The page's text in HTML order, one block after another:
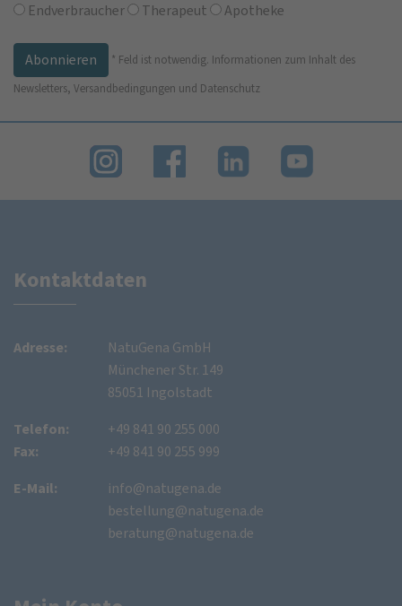
Endverbraucher Therapeut Apotheke
* Feld ist notwendig. Informationen zum Inhalt des
Newsletters, Versandbedingungen und Datenschutz
Kontaktdaten
Adresse:
NatuGena GmbH
Münchener Str. 149
85051 Ingolstadt
Telefon:
Fax:
+49 841 90 255 000
+49 841 90 255 999
E-Mail:
info@natugena.de
bestellung@natugena.de
beratung@natugena.de